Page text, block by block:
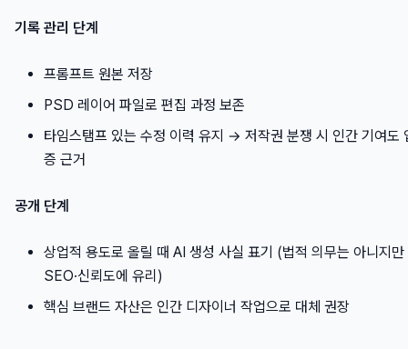
기록 관리 단계
프롬프트 원본 저장
PSD 레이어 파일로 편집 과정 보존
타임스탬프 있는 수정 이력 유지 → 저작권 분쟁 시 인간 기여도
증 근거
공개 단계
상업적 용도로 올릴 때 AI 생성 사실 표기 (법적 의무는 아니지만
SEO·신뢰도에 유리)
핵심 브랜드 자산은 인간 디자이너 작업으로 대체 권장